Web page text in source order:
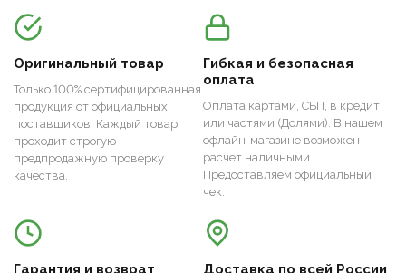
Оригинальный товар
Только 100% сертифицированная
продукция от официальных
поставщиков. Каждый товар
проходит строгую
предпродажную проверку
качества.
Гибкая и безопасная
оплата
Оплата картами, СБП, в кредит
или частями (Долями). В нашем
офлайн-магазине возможен
расчет наличными.
Предоставляем официальный
чек.
Гарантия и возврат Доставка по всей России